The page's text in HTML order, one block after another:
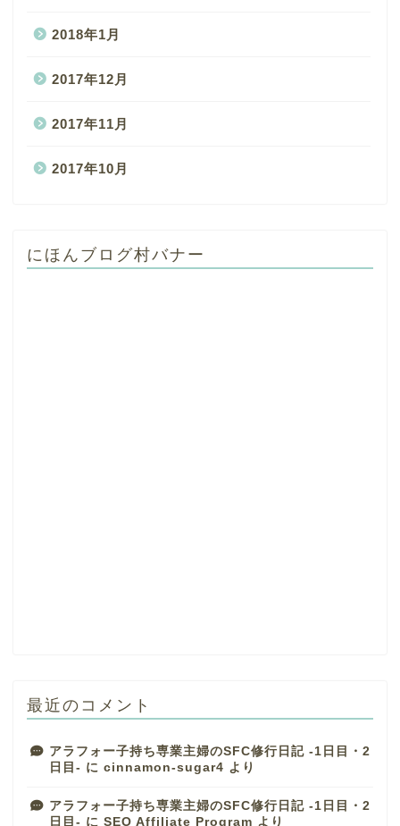
2018年1月
2017年12月
2017年11月
2017年10月
にほんブログ村バナー
最近のコメント
アラフォー子持ち専業主婦のSFC修行日記 -1日目・2
日目- に cinnamon-sugar4 より
アラフォー子持ち専業主婦のSFC修行日記 -1日目・2
日目- に SEO Affiliate Program より